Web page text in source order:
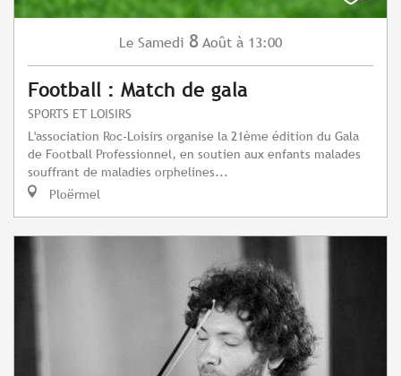
Le Samedi 8 Août à 13:00
Football : Match de gala
SPORTS ET LOISIRS
L'association Roc-Loisirs organise la 21ème édition du Gala
de Football Professionnel, en soutien aux enfants malades
souffrant de maladies orphelines...
Ploërmel